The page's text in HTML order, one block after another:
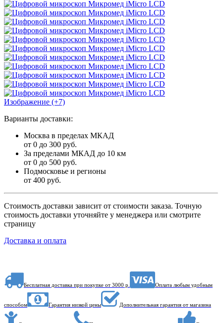
Изображение (+7)
Варианты доставки:
Москва в пределах МКАД
от 0 до 300 руб.
За пределами МКАД до 10 км
от 0 до 500 руб.
Подмосковье и регионы
от 400 руб.
Стоимость доставки зависит от стоимости заказа. Точную
стоимость доставки уточняйте у менеджера или смотрите
страницу
Доставка и оплата
Бесплатная доставка при покупке от 3000 р. Оплата любым удобным
способом Гарантия низкой цены Дополнительная гарантия от магазина